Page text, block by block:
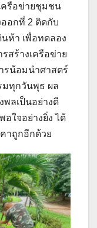
ครือข่ายชุมชน
อกที่ 2 ติดกับ
ห้า เพื่อทดลอง
สร้างเครือข่าย
รน้อมนำศาสตร์
มทุกวันพุธ ผล
พลเป็นอย่างดี
ใจอย่างยิ่ง ได้
าถูกอีกด้วย